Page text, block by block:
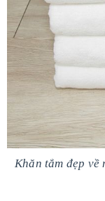
Khăn tắm đẹp về